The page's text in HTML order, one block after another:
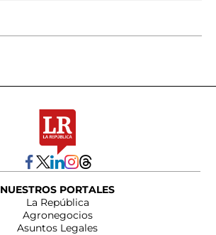
NUESTROS PORTALES
La República
Agronegocios
Asuntos Legales